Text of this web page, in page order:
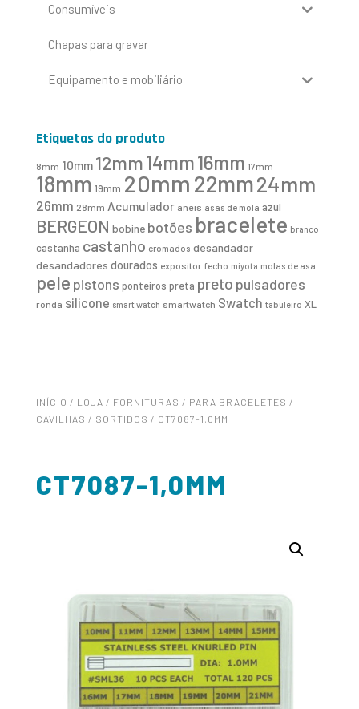
Consumíveis
Chapas para gravar
Equipamento e mobiliário
Etiquetas do produto
8mm 10mm 12mm14mm16mm 17mm
18mm 19mm 20mm 22mm24mm
26mm 28mm Acumulador anéis asas de mola azul
BERGEON bobine botões bracelete branco
castanha castanho cromados desandador
desandadores dourados expositor fecho miyota molas de asa
pele pistons ponteiros preta preto pulsadores
ronda silicone smart watch smartwatch Swatch tabuleiro XL
INÍCIO / LOJA / FORNITURAS / PARA BRACELETES /
CAVILHAS / SORTIDOS / CT7087-1,0MM
CT7087-1,0MM